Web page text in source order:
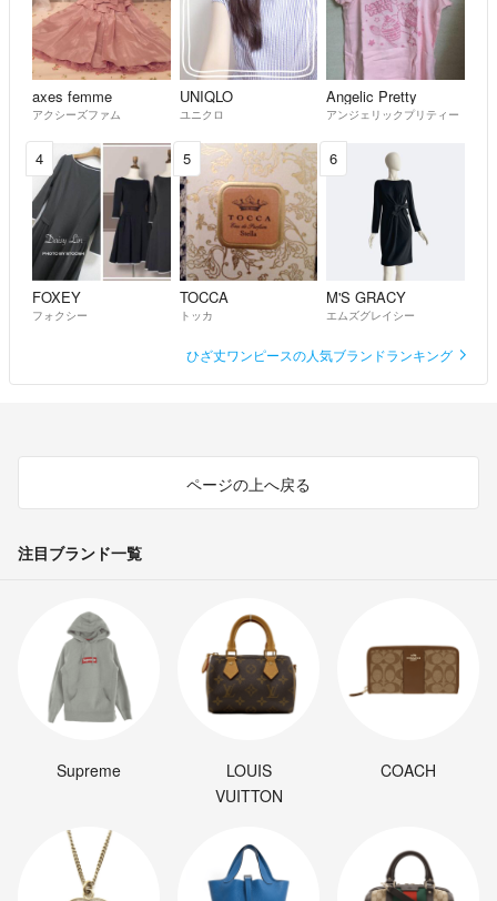
axes femme
アクシーズファム
UNIQLO
ユニクロ
Angelic Pretty
アンジェリックプリティー
4
FOXEY
フォクシー
5
TOCCA
トッカ
6
M'S GRACY
エムズグレイシー
ひざ丈ワンピースの人気ブランドランキング
ページの上へ戻る
注目ブランド一覧
Supreme
LOUIS
VUITTON
COACH